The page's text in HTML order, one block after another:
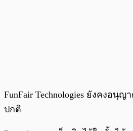
FunFair Technologies ยังคงอนุ
ปกติ